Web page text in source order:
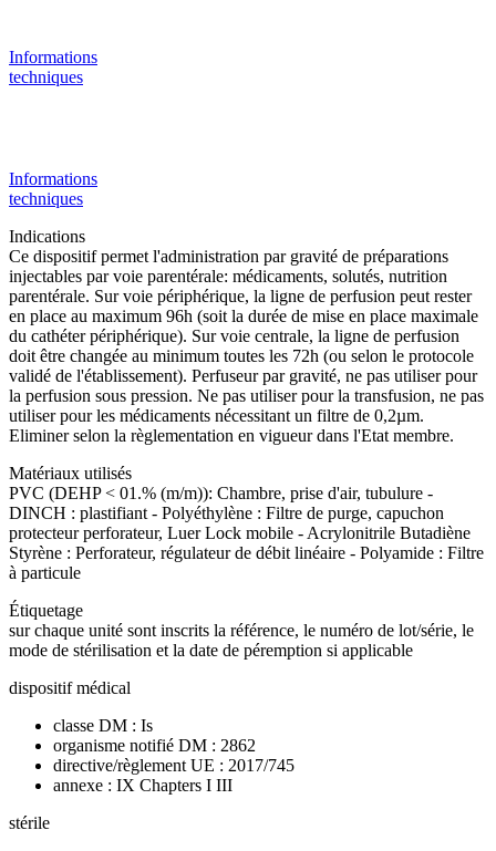
Informations
techniques
Informations
techniques
Indications
Ce dispositif permet l'administration par gravité de préparations
injectables par voie parentérale: médicaments, solutés, nutrition
parentérale. Sur voie périphérique, la ligne de perfusion peut rester
en place au maximum 96h (soit la durée de mise en place maximale
du cathéter périphérique). Sur voie centrale, la ligne de perfusion
doit être changée au minimum toutes les 72h (ou selon le protocole
validé de l'établissement). Perfuseur par gravité, ne pas utiliser pour
la perfusion sous pression. Ne pas utiliser pour la transfusion, ne pas
utiliser pour les médicaments nécessitant un filtre de 0,2µm.
Eliminer selon la règlementation en vigueur dans l'Etat membre.
Matériaux utilisés
PVC (DEHP < 01.% (m/m)): Chambre, prise d'air, tubulure -
DINCH : plastifiant - Polyéthylène : Filtre de purge, capuchon
protecteur perforateur, Luer Lock mobile - Acrylonitrile Butadiène
Styrène : Perforateur, régulateur de débit linéaire - Polyamide : Filtre
à particule
Étiquetage
sur chaque unité sont inscrits la référence, le numéro de lot/série, le
mode de stérilisation et la date de péremption si applicable
dispositif médical
classe DM : Is
organisme notifié DM : 2862
directive/règlement UE : 2017/745
annexe : IX Chapters I III
stérile